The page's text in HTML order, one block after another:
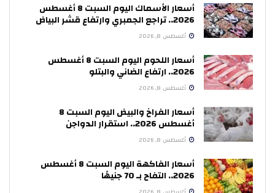
أسعار الأسماك اليوم السبت 8 أغسطس
2026.. تراجع الجمبري وارتفاع قشر البياض
أغسطس 8, 2026
أسعار اللحوم اليوم السبت 8 أغسطس
2026.. ارتفاع الضاني والبتلو
أغسطس 8, 2026
أسعار الفراخ والبيض اليوم السبت 8
أغسطس 2026.. استقرار الدواجن
أغسطس 8, 2026
أسعار الفاكهة اليوم السبت 8 أغسطس
2026.. التفاح بـ 70 جنيهًا